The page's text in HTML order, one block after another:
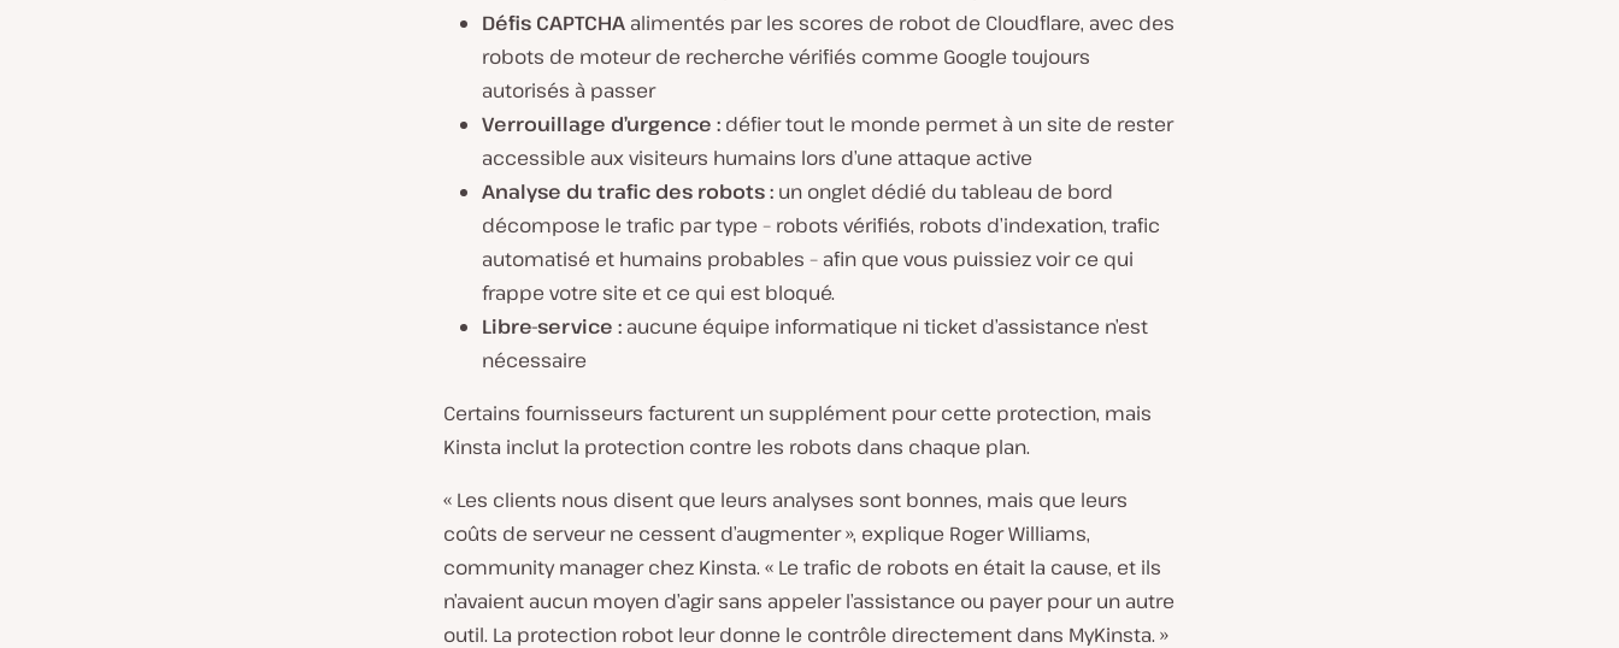
Défis CAPTCHA alimentés par les scores de robot de Cloudflare, avec des
robots de moteur de recherche vérifiés comme Google toujours
autorisés à passer
Verrouillage d’urgence : défier tout le monde permet à un site de rester
accessible aux visiteurs humains lors d’une attaque active
Analyse du trafic des robots : un onglet dédié du tableau de bord
décompose le trafic par type – robots vérifiés, robots d’indexation, trafic
automatisé et humains probables – afin que vous puissiez voir ce qui
frappe votre site et ce qui est bloqué.
Libre-service : aucune équipe informatique ni ticket d’assistance n’est
nécessaire
Certains fournisseurs facturent un supplément pour cette protection, mais
Kinsta inclut la protection contre les robots dans chaque plan.
« Les clients nous disent que leurs analyses sont bonnes, mais que leurs
coûts de serveur ne cessent d’augmenter », explique Roger Williams,
community manager chez Kinsta. « Le trafic de robots en était la cause, et ils
n’avaient aucun moyen d’agir sans appeler l’assistance ou payer pour un autre
outil. La protection robot leur donne le contrôle directement dans MyKinsta. »